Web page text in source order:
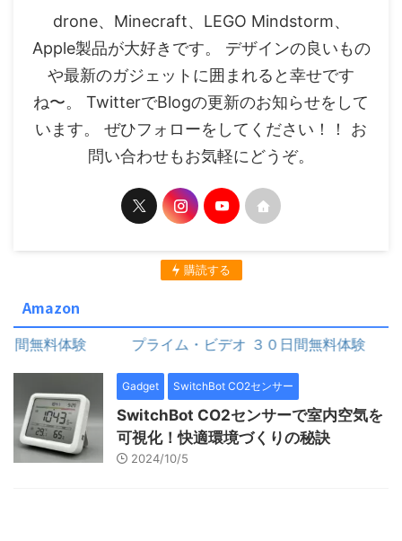
drone、Minecraft、LEGO Mindstorm、
Apple製品が大好きです。 デザインの良いもの
や最新のガジェットに囲まれると幸せです
ね〜。 TwitterでBlogの更新のお知らせをして
います。 ぜひフォローをしてください！！ お
問い合わせもお気軽にどうぞ。
購読する
Amazon
料体験 プライム・ビデオ ３０日間無料体験
Gadget SwitchBot CO2センサー
SwitchBot CO2センサーで室内空気を
可視化！快適環境づくりの秘訣
2024/10/5